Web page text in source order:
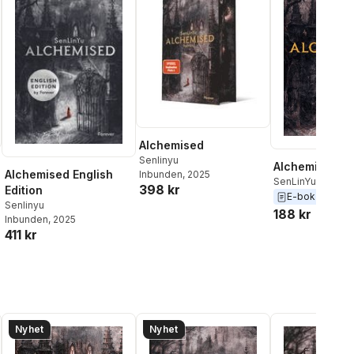
röster:
Alchemised English
Edition
Senlinyu
Inbunden, 2025
411 kr
Alchemised
Senlinyu
Inbunden, 2025
398 kr
Alchemised
SenLinYu
E-bok
188 kr
Nyhet Nyhet